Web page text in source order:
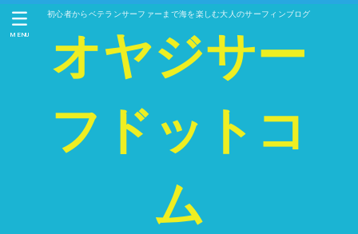
初心者からベテランサーファーまで海を楽しむ大人のサーフィンブログ
オヤジサー
フドットコ
ム
MENU